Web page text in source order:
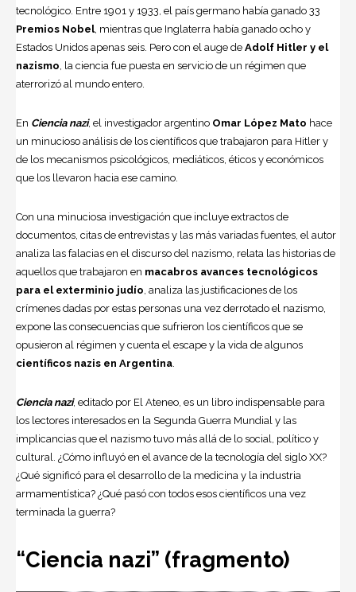
tecnológico. Entre 1901 y 1933, el país germano había ganado 33
Premios Nobel, mientras que Inglaterra había ganado ocho y
Estados Unidos apenas seis. Pero con el auge de Adolf Hitler y el
nazismo, la ciencia fue puesta en servicio de un régimen que
aterrorizó al mundo entero.
En Ciencia nazi, el investigador argentino Omar López Mato hace
un minucioso análisis de los científicos que trabajaron para Hitler y
de los mecanismos psicológicos, mediáticos, éticos y económicos
que los llevaron hacia ese camino.
Con una minuciosa investigación que incluye extractos de
documentos, citas de entrevistas y las más variadas fuentes, el autor
analiza las falacias en el discurso del nazismo, relata las historias de
aquellos que trabajaron en macabros avances tecnológicos
para el exterminio judío, analiza las justificaciones de los
crímenes dadas por estas personas una vez derrotado el nazismo,
expone las consecuencias que sufrieron los científicos que se
opusieron al régimen y cuenta el escape y la vida de algunos
científicos nazis en Argentina.
Ciencia nazi, editado por El Ateneo, es un libro indispensable para
los lectores interesados en la Segunda Guerra Mundial y las
implicancias que el nazismo tuvo más allá de lo social, político y
cultural. ¿Cómo influyó en el avance de la tecnología del siglo XX?
¿Qué significó para el desarrollo de la medicina y la industria
armamentística? ¿Qué pasó con todos esos científicos una vez
terminada la guerra?
“Ciencia nazi” (fragmento)